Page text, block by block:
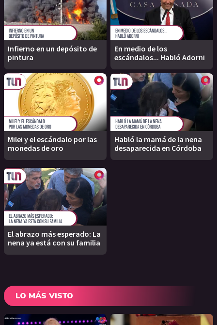
Infierno en un depósito de
pintura
En medio de los
escándalos... Habló Adorni
Milei y el escándalo por las
monedas de oro
Habló la mamá de la nena
desaparecida en Córdoba
El abrazo más esperado: La
nena ya está con su familia
LO MÁS VISTO